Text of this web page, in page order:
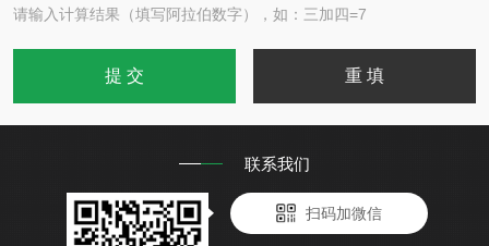
请输入计算结果（填写阿拉伯数字），如：三加四=7
联系我们
扫码加微信